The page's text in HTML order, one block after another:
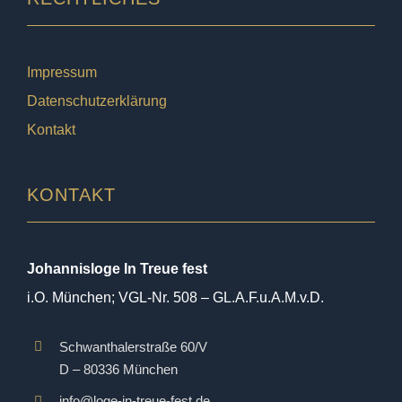
Impressum
Datenschutzerklärung
Kontakt
KONTAKT
Johannisloge In Treue fest
i.O. München; VGL-Nr. 508 – GL.A.F.u.A.M.v.D.
Schwanthalerstraße 60/V
D – 80336 München